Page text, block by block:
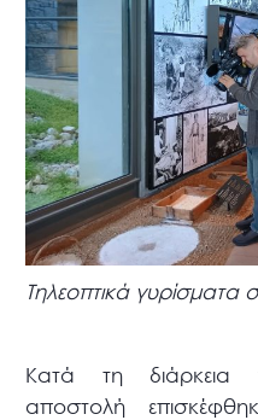
Τηλεοπτικά
Κατά τη διάρκεια
αποστολή